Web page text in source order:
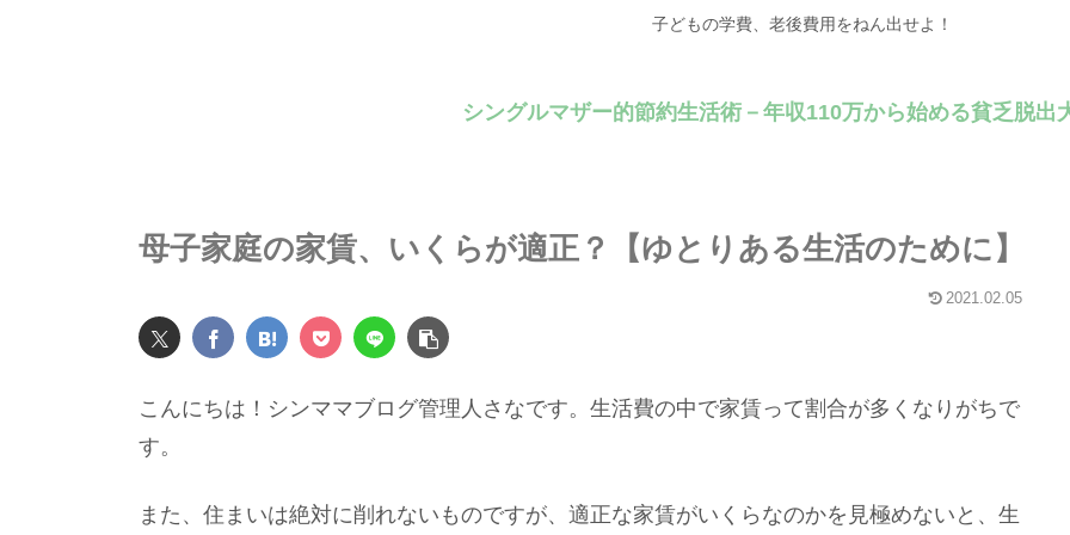
子どもの学費、老後費用をねん出せよ！
シングルマザー的節約生活術－年収110万から始める貧乏脱出
母子家庭の家賃、いくらが適正？【ゆとりある生活のために】
2021.02.05
こんにちは！シンママブログ管理人さなです。生活費の中で家賃って割合が多くなりがちで
す。
また、住まいは絶対に削れないものですが、適正な家賃がいくらなのかを見極めないと、生